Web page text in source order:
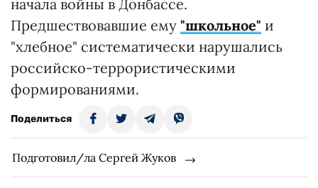
начала войны в Донбассе.
Предшествовавшие ему "школьное" и
"хлебное" систематически нарушались
российско-террористическими
формированиями.
Поделиться
Подготовил/ла Сергей Жуков